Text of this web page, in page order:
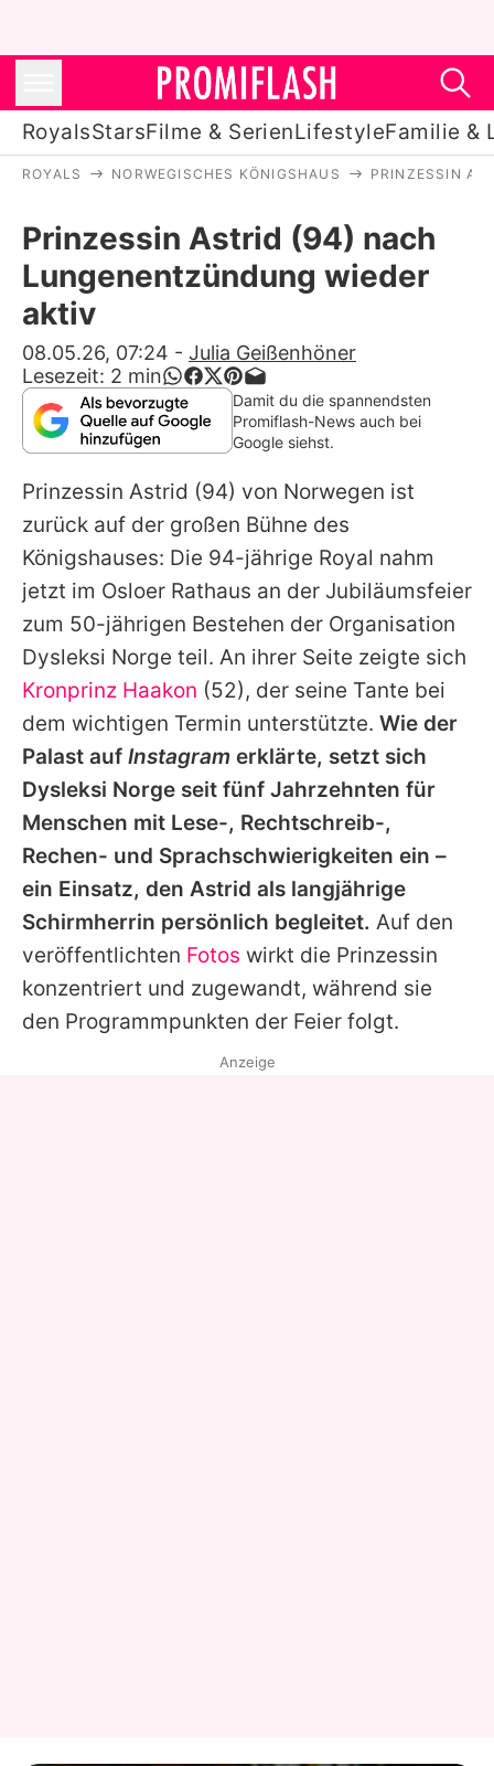
RoyalsStarsFilme & SerienLifestyleFamilie &
Stars
Filme & Serien
Lifestyle
Familie & Liebe
Promiflash Exklusiv
Alle Themen auf Promiflash
Jobs
App runterladen
Team
Redaktionelle Richtlinien
Impressum
Datenschutzerklärung
Nutzungsbedingungen
Utiq verwalten
ROYALS NORWEGISCHES KÖNIGSHAUS PRINZESSIN
Prinzessin Astrid (94) nach
Lungenentzündung wieder
aktiv
08.05.26, 07:24 - Julia Geißenhöner
Lesezeit: 2 min
Damit du die spannendsten
Promiflash-News auch bei
Google siehst.
Prinzessin Astrid (94) von Norwegen ist
zurück auf der großen Bühne des
Königshauses: Die 94-jährige Royal nahm
jetzt im Osloer Rathaus an der Jubiläumsfeier
zum 50-jährigen Bestehen der Organisation
Dysleksi Norge teil. An ihrer Seite zeigte sich
Kronprinz Haakon (52), der seine Tante bei
dem wichtigen Termin unterstützte. Wie der
Palast auf Instagram erklärte, setzt sich
Dysleksi Norge seit fünf Jahrzehnten für
Menschen mit Lese-, Rechtschreib-,
Rechen- und Sprachschwierigkeiten ein –
ein Einsatz, den Astrid als langjährige
Schirmherrin persönlich begleitet. Auf den
veröffentlichten Fotos wirkt die Prinzessin
konzentriert und zugewandt, während sie
den Programmpunkten der Feier folgt.
Anzeige